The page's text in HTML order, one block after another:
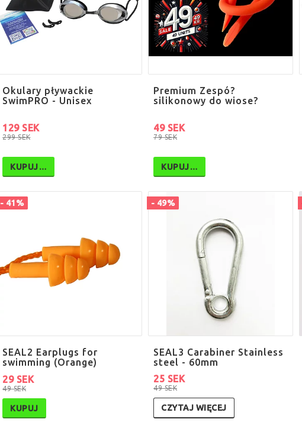
Okulary pływackie
SwimPRO - Unisex
299 SEK
129 SEK
KUPUJ…
Premium Zespó?
silikonowy do wiose?
79 SEK
49 SEK
KUPUJ…
- 41%
SEAL2 Earplugs for
swimming (Orange)
49 SEK
29 SEK
KUPUJ
- 49%
SEAL3 Carabiner Stainless
steel - 60mm
49 SEK
25 SEK
CZYTAJ WIĘCEJ